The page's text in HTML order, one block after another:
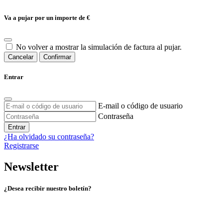
Va a pujar por un importe de €
No volver a mostrar la simulación de factura al pujar.
Cancelar Confirmar
Entrar
E-mail o código de usuario
Contraseña
Entrar
¿Ha olvidado su contraseña?
Registrarse
Newsletter
¿Desea recibir nuestro boletín?